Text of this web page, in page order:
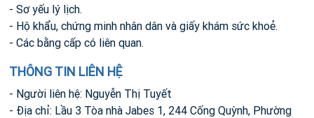
- Sơ yếu lý lịch.
- Hộ khẩu, chứng minh nhân dân và giấy khám sức khoẻ.
- Các bằng cấp có liên quan.
THÔNG TIN LIÊN HỆ
- Người liên hệ: Nguyễn Thị Tuyết
- Địa chỉ: Lầu 3 Tòa nhà Jabes 1, 244 Cống Quỳnh, Phường